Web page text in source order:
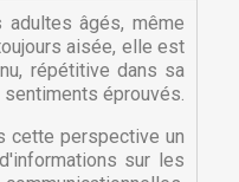
adultes âgés, même
aisée, elle est
répétitive dans sa
éprouvés.
cette perspective un
sur les